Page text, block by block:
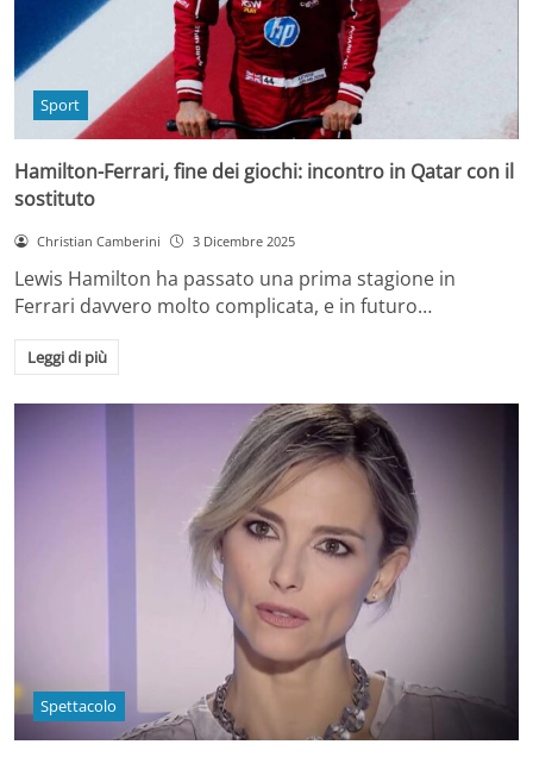
Sport
Hamilton-Ferrari, fine dei giochi: incontro in Qatar con il
sostituto
Christian Camberini 3 Dicembre 2025
Lewis Hamilton ha passato una prima stagione in
Ferrari davvero molto complicata, e in futuro…
Leggi di più
Spettacolo